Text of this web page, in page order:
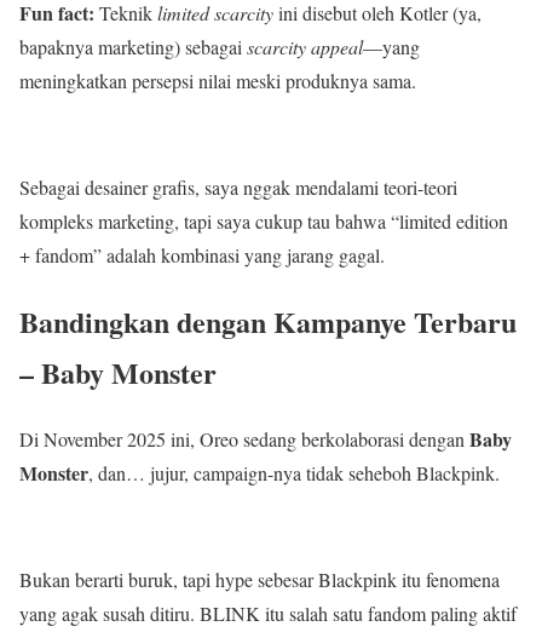
Fun fact: Tekniklimited scarcityini disebut oleh Kotler (ya,
bapaknya marketing) sebagai scarcity appeal—yang
meningkatkan persepsi nilai meski produknya sama.
Sebagai desainer grafis, saya nggak mendalami teori-teori
kompleks marketing, tapi saya cukup tau bahwa “limited edition
+ fandom” adalah kombinasi yang jarang gagal.
Bandingkan dengan Kampanye Terbaru
– Baby Monster
Di November 2025 ini, Oreo sedang berkolaborasi dengan Baby
Monster, dan… jujur, campaign-nya tidak seheboh Blackpink.
Bukan berarti buruk, tapi hype sebesar Blackpink itu fenomena
yang agak susah ditiru. BLINK itu salah satu fandom paling aktif